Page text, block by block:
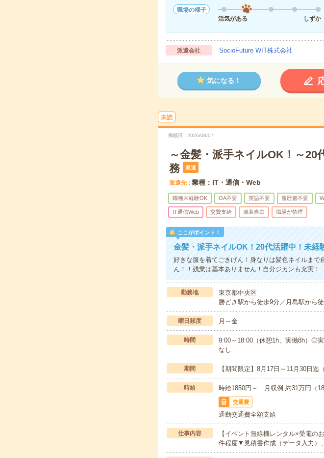
職場の様子
活気がある
しずか
派遣会社 SocioFuture WIT株式会社
気になる！
未読
掲載日 2026/08/07
～金髪・派手ネイルOK！～20
務
派遣
派遣先 業種：IT・通信・Web
職種未経験OK OA不要 英語不要 履歴書不要
IT通信Web 交費支給 服装自由 職場が禁煙
ここがポイント！
金髪・派手ネイルOK！20代活躍中！未経
好きな服を着てごきげん！身なりは髪色ネイルま
ん！！残業は基本ありません！自分ジカンも充実！
勤務地
東京都中央区
勝どき駅から徒歩9分／月島駅から
曜日頻度 月～金
時間
9:00～18:00（休憩1h、実働8h）◎
なし
期間 【期間限定】8月17日～11月30日
時給 時給1850円～ 月収例:約31万円（
交通費
通勤交通費全額支給
仕事内容
【イベント無線機レンタル×受電
件程度▼見積書作成（データ入力